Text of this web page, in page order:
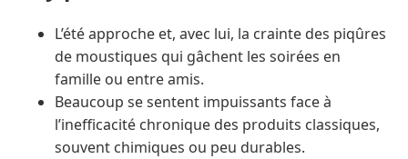
L’été approche et, avec lui, la crainte des piqûres
de moustiques qui gâchent les soirées en
famille ou entre amis.
Beaucoup se sentent impuissants face à
l’inefficacité chronique des produits classiques,
souvent chimiques ou peu durables.